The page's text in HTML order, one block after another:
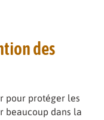
des
pour protéger les
beaucoup dans la